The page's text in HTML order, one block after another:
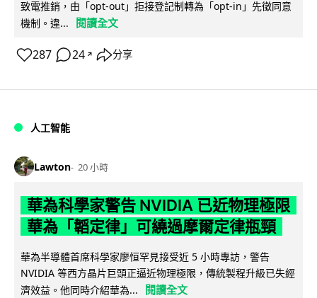
致電推銷，由「opt-out」拒接登記制轉為「opt-in」先徵同意
機制。違...
閱讀全文
287 24 ↗ 分享
人工智能
Lawton 20 小時
華為科學家警告 NVIDIA 已近物理極限
華為「韜定律」可繞過摩爾定律瓶頸
華為半導體首席科學家廖恒罕見接受近 5 小時專訪，警告
NVIDIA 等西方晶片巨頭正逼近物理極限，傳統製程升級已失經
濟效益。他同時介紹華為...
閱讀全文